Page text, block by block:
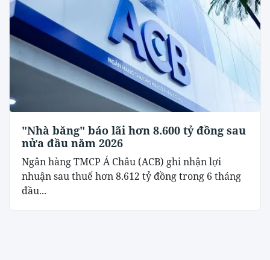
"Nhà băng" báo lãi hơn 8.600 tỷ đồng sau
nửa đầu năm 2026
Ngân hàng TMCP Á Châu (ACB) ghi nhận lợi
nhuận sau thuế hơn 8.612 tỷ đồng trong 6 tháng
đầu...